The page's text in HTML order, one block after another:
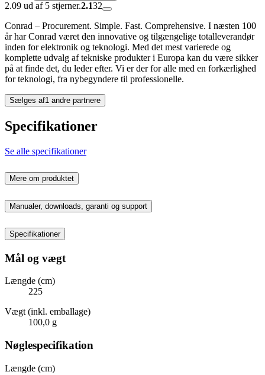
2.09 ud af 5 stjerner.2.132
Conrad – Procurement. Simple. Fast. Comprehensive. I næsten 100
år har Conrad været den innovative og tilgængelige totalleverandør
inden for elektronik og teknologi. Med det mest varierede og
komplette udvalg af tekniske produkter i Europa kan du være sikker
på at finde det, du leder efter. Vi er der for alle med en forkærlighed
for teknologi, fra nybegyndere til professionelle.
Sælges af1 andre partnere
Specifikationer
Se alle specifikationer
Mere om produktet
Manualer, downloads, garanti og support
Specifikationer
Mål og vægt
Længde (cm)
225
Vægt (inkl. emballage)
100,0 g
Nøglespecifikation
Længde (cm)